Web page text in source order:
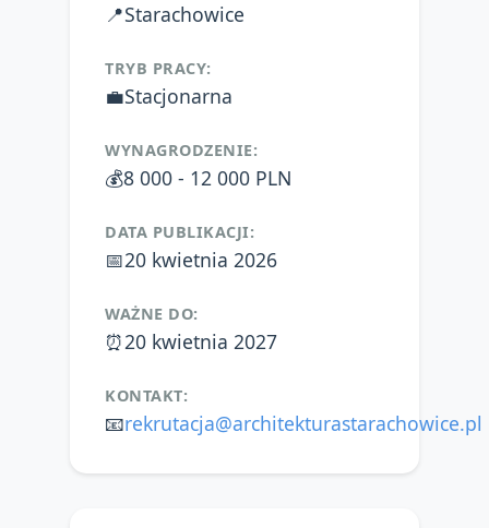
📍Starachowice
TRYB PRACY:
💼Stacjonarna
WYNAGRODZENIE:
💰8 000 - 12 000 PLN
DATA PUBLIKACJI:
📅20 kwietnia 2026
WAŻNE DO:
⏰20 kwietnia 2027
KONTAKT:
📧rekrutacja@architekturastarachowice.pl